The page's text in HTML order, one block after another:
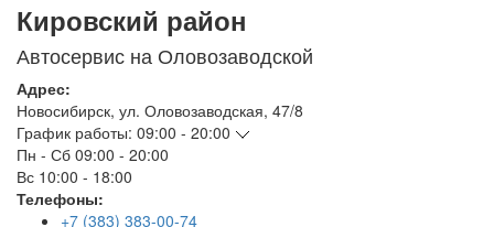
Кировский район
Автосервис на Оловозаводской
Адрес:
Новосибирск, ул. Оловозаводская, 47/8
График работы: 09:00 - 20:00
Пн - Сб 09:00 - 20:00
Вс 10:00 - 18:00
Телефоны:
+7 (383) 383-00-74